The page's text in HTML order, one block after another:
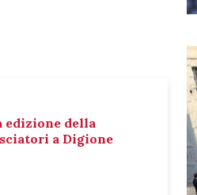
edizione della
a Digione